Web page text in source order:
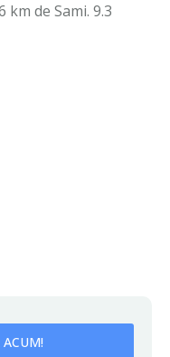
de Sami. 9.3